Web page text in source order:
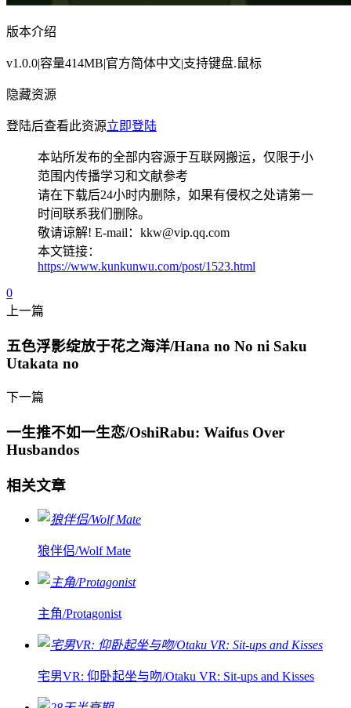
版本介绍
v1.0.0|容量414MB|官方简体中文|支持键盘.鼠标
隐藏资源
登陆后查看此资源立即登陆
本站所发布的全部内容源于互联网搬运，仅限于小
范围内传播学习和文献参考
请在下载后24小时内删除，如果有侵权之处请第一
时间联系我们删除。
敬请谅解! E-mail：kkw@vip.qq.com
本文链接：
https://www.kunkunwu.com/post/1523.html
0
上一篇
五色浮影绽放于花之海洋/Hana no No ni Saku
Utakata no
下一篇
一生推不如一生恋/OshiRabu: Waifus Over
Husbandos
相关文章
狼伴侣/Wolf Mate
主角/Protagonist
宅男VR: 仰卧起坐与吻/Otaku VR: Sit-ups and Kisses